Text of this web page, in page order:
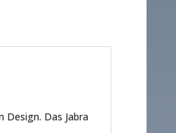
Das Jabra